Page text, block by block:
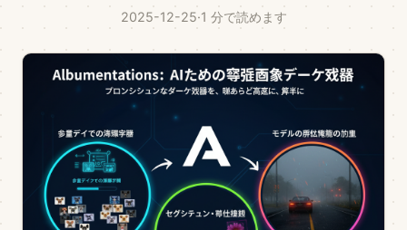
2025-12-25·1 分で読めます